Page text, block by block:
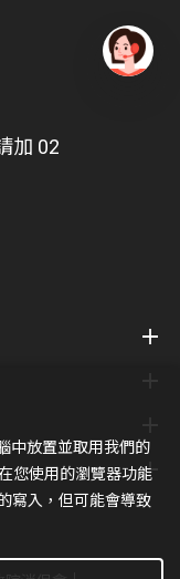
加 02
中放置並取用我們的
您使用的瀏覽器功能
寫入，但可能會導致